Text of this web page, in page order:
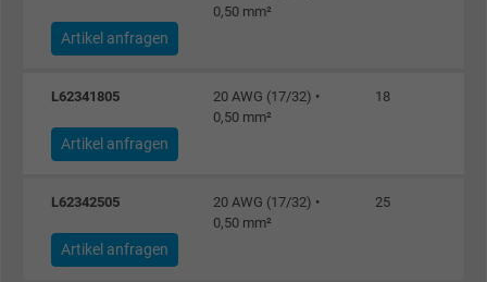
0,50 mm²
Artikel anfragen
L62341805
20 AWG (17/32) •
0,50 mm²
18
Artikel anfragen
L62342505
20 AWG (17/32) •
0,50 mm²
25
Artikel anfragen